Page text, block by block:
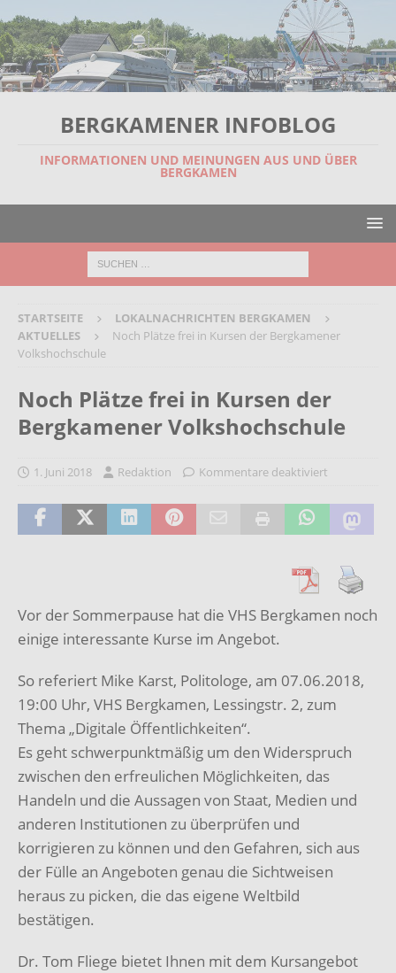
BERGKAMENER INFOBLOG
INFORMATIONEN UND MEINUNGEN AUS UND ÜBER
BERGKAMEN
STARTSEITE
LOKALNACHRICHTEN BERGKAMEN
AKTUELLES
Noch Plätze frei in Kursen der Bergkamener
Volkshochschule
Noch Plätze frei in Kursen der
Bergkamener Volkshochschule
1. Juni 2018 Redaktion Kommentare deaktiviert
Vor der Sommerpause hat die VHS Bergkamen noch
einige interessante Kurse im Angebot.
So referiert Mike Karst, Politologe, am 07.06.2018,
19:00 Uhr, VHS Bergkamen, Lessingstr. 2, zum
Thema „Digitale Öffentlichkeiten“.
Es geht schwerpunktmäßig um den Widerspruch
zwischen den erfreulichen Möglichkeiten, das
Handeln und die Aussagen von Staat, Medien und
anderen Institutionen zu überprüfen und
korrigieren zu können und den Gefahren, sich aus
der Fülle an Angeboten genau die Sichtweisen
heraus zu picken, die das eigene Weltbild
bestätigen.
Dr. Tom Fliege bietet Ihnen mit dem Kursangebot